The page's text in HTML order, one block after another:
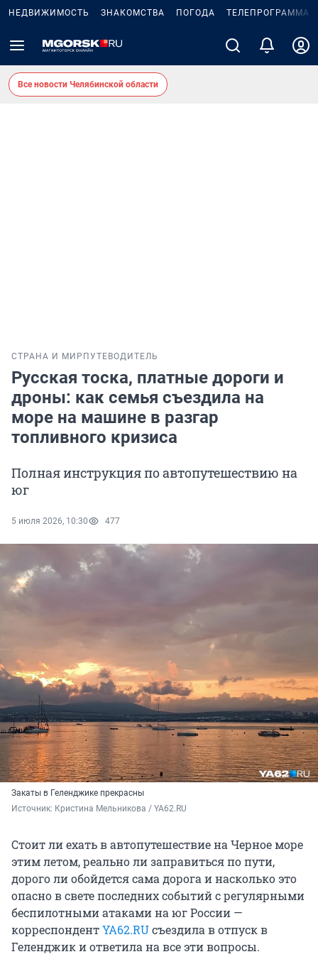
НЕДВИЖИМОСТЬ ЗНАКОМСТВА ПОГОДА ТЕЛЕПРОГРАММА
Все новости Челябинской области
СТРАНА И МИР ПУТЕВОДИТЕЛЬ
Русская тоска, платные дороги и
дроны: как семья съездила на
море на машине в разгар
топливного кризиса
Полная инструкция по автопутешествию на
юг
5 июля 2026, 10:30 477
Закаты в Геленджике прекрасны
Источник: Кристина Мельникова / YA62.RU
Стоит ли ехать в автопутешествие на Черное море
этим летом, реально ли заправиться по пути,
дорого ли обойдется сама дорога и насколько это
опасно в свете последних событий с регулярными
беспилотными атаками на юг России —
корреспондентYA62.RUсъездила в отпуск в
Геленджик и ответила на все эти вопросы.